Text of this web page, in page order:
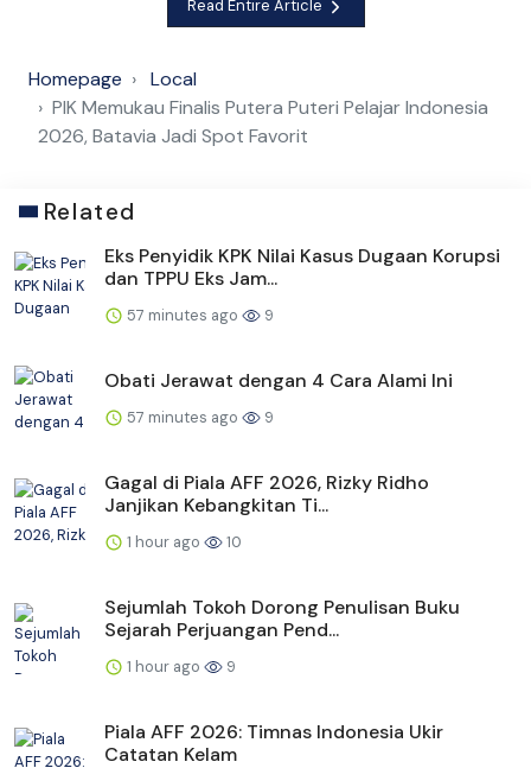
Read Entire Article
Homepage
Local
PIK Memukau Finalis Putera Puteri Pelajar Indonesia
2026, Batavia Jadi Spot Favorit
Related
Eks Penyidik KPK Nilai Kasus Dugaan Korupsi
dan TPPU Eks Jam...
57 minutes ago 9
Obati Jerawat dengan 4 Cara Alami Ini
57 minutes ago 9
Gagal di Piala AFF 2026, Rizky Ridho
Janjikan Kebangkitan Ti...
1 hour ago 10
Sejumlah Tokoh Dorong Penulisan Buku
Sejarah Perjuangan Pend...
1 hour ago 9
Piala AFF 2026: Timnas Indonesia Ukir
Catatan Kelam